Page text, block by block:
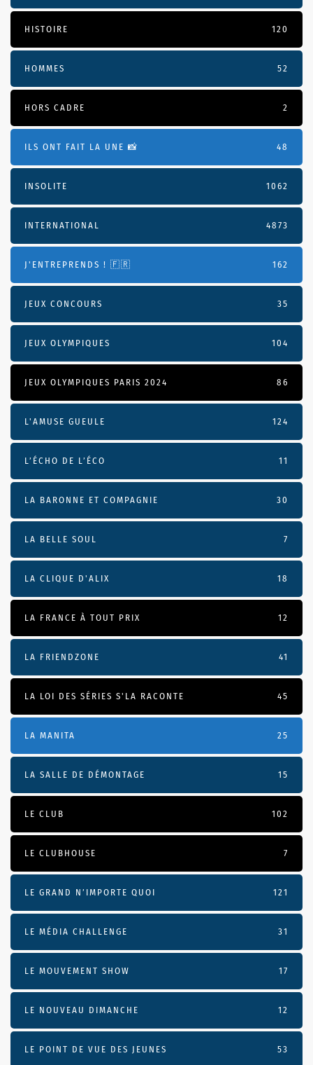
HISTOIRE 120
HOMMES 52
HORS CADRE 2
ILS ONT FAIT LA UNE 📸 48
INSOLITE 1062
INTERNATIONAL 4873
J'ENTREPRENDS ! 🇫🇷 162
JEUX CONCOURS 35
JEUX OLYMPIQUES 104
JEUX OLYMPIQUES PARIS 2024 86
L'AMUSE GUEULE 124
L’ÉCHO DE L’ÉCO 11
LA BARONNE ET COMPAGNIE 30
LA BELLE SOUL 7
LA CLIQUE D'ALIX 18
LA FRANCE À TOUT PRIX 12
LA FRIENDZONE 41
LA LOI DES SÉRIES S'LA RACONTE 45
LA MANITA 25
LA SALLE DE DÉMONTAGE 15
LE CLUB 102
LE CLUBHOUSE 7
LE GRAND N’IMPORTE QUOI 121
LE MÉDIA CHALLENGE 31
LE MOUVEMENT SHOW 17
LE NOUVEAU DIMANCHE 12
LE POINT DE VUE DES JEUNES 53